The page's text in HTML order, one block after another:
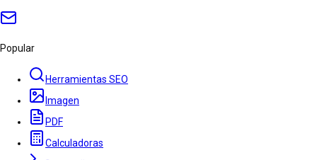
Popular
Herramientas SEO
Imagen
PDF
Calculadoras